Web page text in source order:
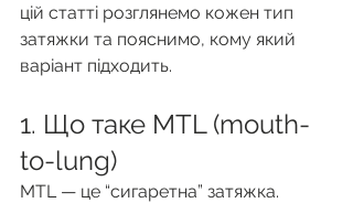
цій статті розглянемо кожен тип
затяжки та пояснимо, кому який
варіант підходить.
1. Що таке MTL (mouth-
to-lung)
MTL — це “сигаретна” затяжка.